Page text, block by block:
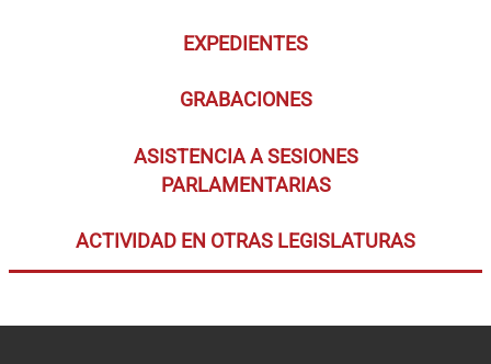
EXPEDIENTES
GRABACIONES
ASISTENCIA A SESIONES
PARLAMENTARIAS
ACTIVIDAD EN OTRAS LEGISLATURAS